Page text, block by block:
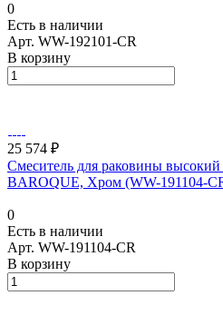
0
Есть в наличии
Арт. WW-192101-CR
В корзину
25 574 ₽
Смеситель для раковины
BAROQUE, Хром (WW-191104-
0
Есть в наличии
Арт. WW-191104-CR
В корзину